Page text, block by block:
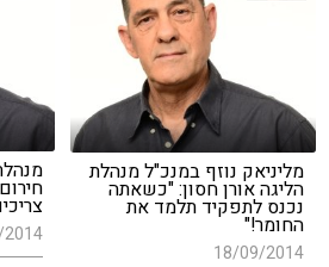
מליניאק נוזף במנכ"ל מנהלת
הליגה אורן חסון: "כשאתה
נכנס לתפקיד תלמד את
החומר!"
18/09/2014